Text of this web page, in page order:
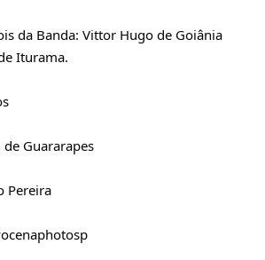
da Banda: Vittor Hugo de Goiânia
Iturama.
Guararapes
Pereira